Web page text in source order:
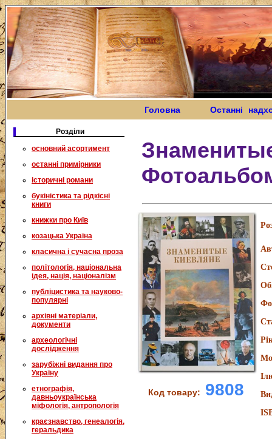
Головна Останні
Розділи
основний асортимент
останні примірники
історичні романи
букіністика та рідкісні
книги
книжки про Київ
козацька Україна
класична і сучасна проза
політологія, національна
ідея, нація, націоналізм
публіцистика та науково-
популярні
архівні матеріали,
документи
археологічні
дослідження
зарубіжні видання про
Україну
етнографія,
давньоукраїнська
міфологія, антропологія
краєзнавство, генеалогія,
геральдика
Код товару: 9808